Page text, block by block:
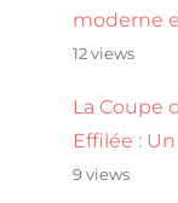
moderne
12 views
La Coupe
Effilée :
9 views